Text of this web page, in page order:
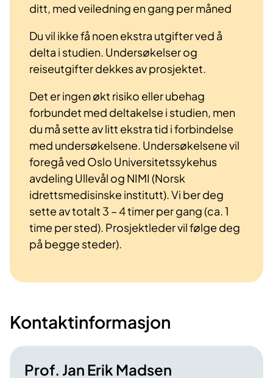
ditt, med veiledning en gang per måned
Du vil ikke få noen ekstra utgifter ved å
delta i studien. Undersøkelser og
reiseutgifter dekkes av prosjektet.
Det er ingen økt risiko eller ubehag
forbundet med deltakelse i studien, men
du må sette av litt ekstra tid i forbindelse
med undersøkelsene. Undersøkelsene vil
foregå ved Oslo Universitetssykehus
avdeling Ullevål og NIMI (Norsk
idrettsmedisinske institutt). Vi ber deg
sette av totalt 3 – 4 timer per gang (ca. 1
time per sted). Prosjektleder vil følge deg
på begge steder).
Kontaktinformasjon
Prof. Jan Erik Madsen